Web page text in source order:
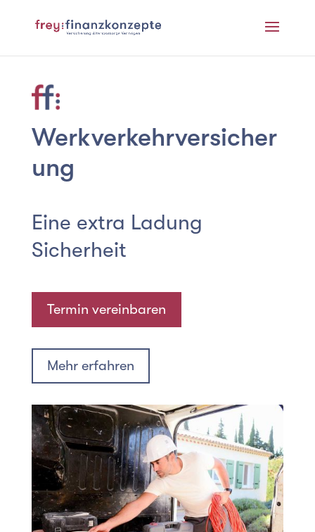
Werkverkehrversicher
ung
Eine extra Ladung
Sicherheit
Termin vereinbaren
Mehr erfahren